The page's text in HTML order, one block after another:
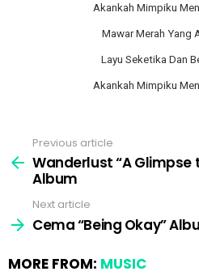
Akankah Mimpiku
Mawar Merah Yang
Layu Seketika Dan
Akankah Mimpiku
more
Previous article
Wanderlust “A Glimpse
Album
Next article
Cema “Being Okay”
MORE FROM: MUSIC